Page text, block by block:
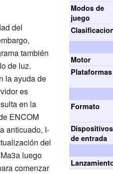
Modos de
juego
Motor
Plataformas
Formato
Dispositivos
de entrada
del
también
de luz.
la ayuda de
es
en la
ENCOM
anticuado, I-
del
luego
comenzar